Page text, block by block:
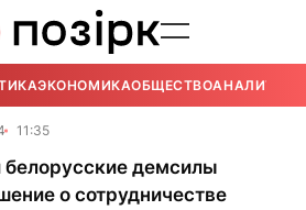
ЭКОНОМИКАОБЩЕСТВОАНАЛИТИКА
11:35
белорусские демсилы
о сотрудничестве